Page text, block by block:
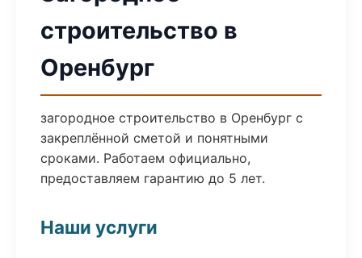
строительство в
Оренбург
загородное строительство в Оренбург с
закреплённой сметой и понятными
сроками. Работаем официально,
предоставляем гарантию до 5 лет.
Наши услуги